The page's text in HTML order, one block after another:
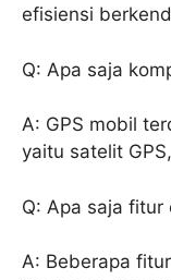
efisiensi
Q: Apa saja
A: GPS mobil
yaitu satelit
Q: Apa saja fitur
A: Beberapa